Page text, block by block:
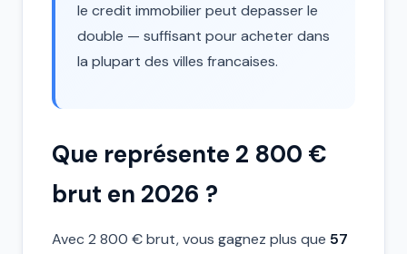
le credit immobilier peut depasser le
double — suffisant pour acheter dans
la plupart des villes francaises.
Que représente 2 800 €
brut en 2026 ?
Avec 2 800 € brut, vous gagnez plus que 57